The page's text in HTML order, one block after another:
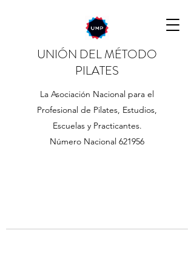
UNIÓN DEL MÉTODO
PILATES
La Asociación Nacional para el
Profesional de Pilates, Estudios,
Escuelas y Practicantes.
Número Nacional 621956